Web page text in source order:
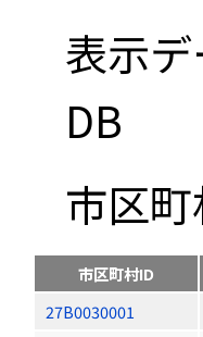
表示デ
DB
市区町
市区町村ID
27B0030001